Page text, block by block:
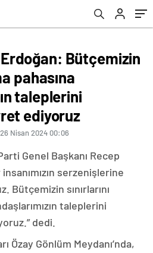
karşılamaya
Bütçemizin
pahasına
taleplerini
ediyoruz
26 Nisan 2024 00:06
Genel Başkanı Recep
serzenişlerine
Bütçemizin sınırlarını
taleplerini
dedi.
Özay Gönlüm Meydanı’nda,